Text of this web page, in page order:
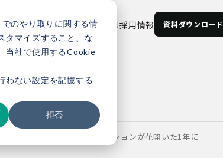
のやり取りに関する情
タマイズすること、な
当社で使用するCookie
わない設定を記憶する
拒否
JP EN採用情報 資料ダウンロード
ち情報会社概要
」に加え、具体的なソリューションが花開いた1年に